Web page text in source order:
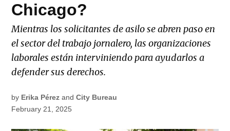
Chicago?
Mientras los solicitantes de asilo se abren paso en
el sector del trabajo jornalero, las organizaciones
laborales están interviniendo para ayudarlos a
defender sus derechos.
by Erika Pérez andCity Bureau
February 21, 2025